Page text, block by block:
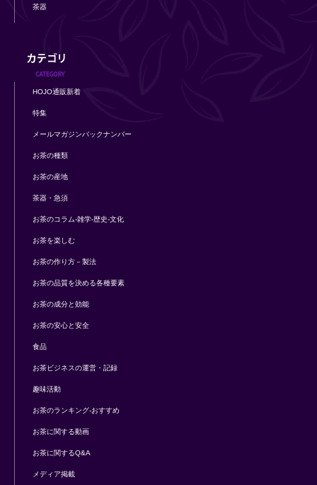
茶器
HOJO通販新着
特集
メールマガジンバックナンバー
お茶の種類
お茶の産地
茶器・急須
お茶のコラム-雑学-歴史-文化
お茶を楽しむ
お茶の作り方－製法
お茶の品質を決める各種要素
お茶の成分と効能
お茶の安心と安全
食品
お茶ビジネスの運営・記録
趣味活動
お茶のランキング-おすすめ
お茶に関する動画
お茶に関するQ&A
メディア掲載